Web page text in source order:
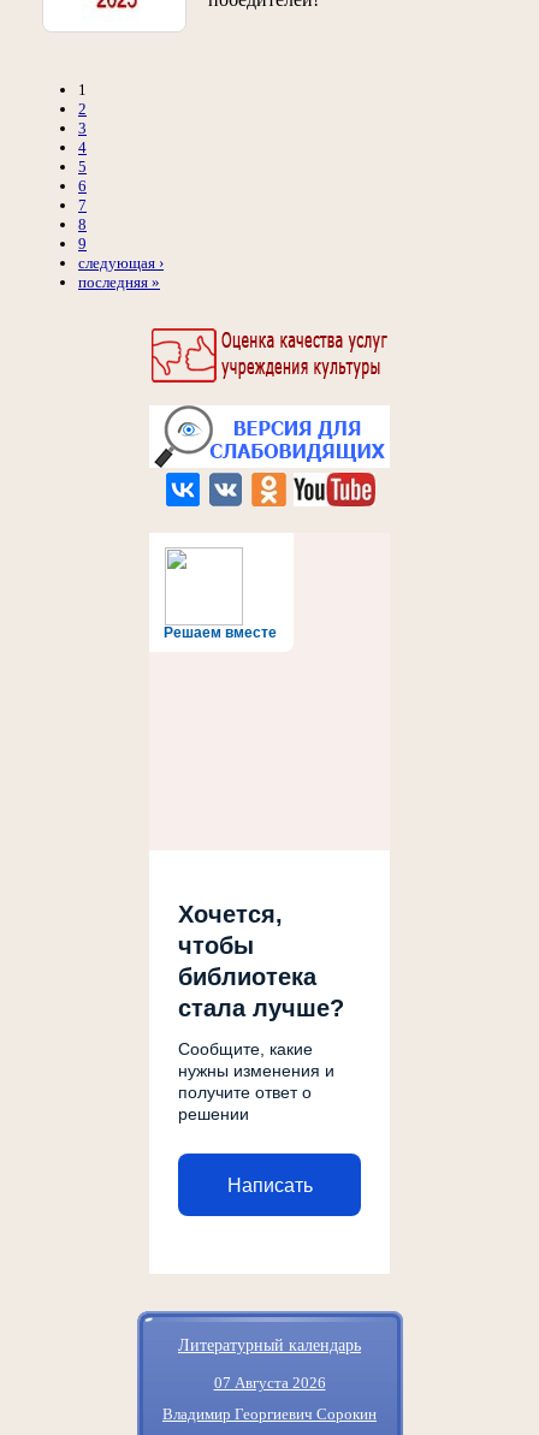
Решаем вместе
Хочется,
чтобы
библиотека
стала лучше?
Сообщите, какие
нужны изменения и
получите ответ о
решении
Написать
Литературный календарь
07 Августа 2026
Владимир Георгиевич Сорокин
1
2
3
4
5
6
7
8
9
следующая ›
последняя »